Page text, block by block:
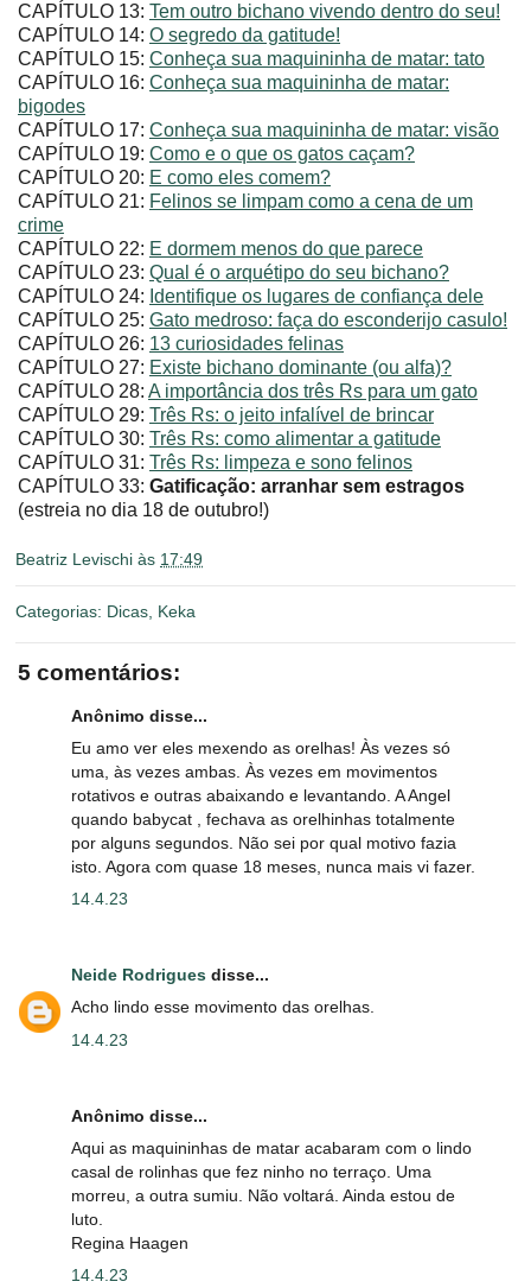
CAPÍTULO 13: Tem outro bichano vivendo dentro do seu!
CAPÍTULO 14: O segredo da gatitude!
CAPÍTULO 15: Conheça sua maquininha de matar: tato
CAPÍTULO 16: Conheça sua maquininha de matar:
bigodes
CAPÍTULO 17: Conheça sua maquininha de matar: visão
CAPÍTULO 19: Como e o que os gatos caçam?
CAPÍTULO 20: E como eles comem?
CAPÍTULO 21: Felinos se limpam como a cena de um
crime
CAPÍTULO 22: E dormem menos do que parece
CAPÍTULO 23: Qual é o arquétipo do seu bichano?
CAPÍTULO 24: Identifique os lugares de confiança dele
CAPÍTULO 25: Gato medroso: faça do esconderijo casulo!
CAPÍTULO 26: 13 curiosidades felinas
CAPÍTULO 27: Existe bichano dominante (ou alfa)?
CAPÍTULO 28: A importância dos três Rs para um gato
CAPÍTULO 29: Três Rs: o jeito infalível de brincar
CAPÍTULO 30: Três Rs: como alimentar a gatitude
CAPÍTULO 31: Três Rs: limpeza e sono felinos
CAPÍTULO 33: Gatificação: arranhar sem estragos
(estreia no dia 18 de outubro!)
Beatriz Levischi às 17:49
Categorias: Dicas, Keka
5 comentários:
Anônimo disse...
Eu amo ver eles mexendo as orelhas! Às vezes só
uma, às vezes ambas. Às vezes em movimentos
rotativos e outras abaixando e levantando. A Angel
quando babycat , fechava as orelhinhas totalmente
por alguns segundos. Não sei por qual motivo fazia
isto. Agora com quase 18 meses, nunca mais vi fazer.
14.4.23
Neide Rodrigues disse...
Acho lindo esse movimento das orelhas.
14.4.23
Anônimo disse...
Aqui as maquininhas de matar acabaram com o lindo
casal de rolinhas que fez ninho no terraço. Uma
morreu, a outra sumiu. Não voltará. Ainda estou de
luto.
Regina Haagen
14.4.23